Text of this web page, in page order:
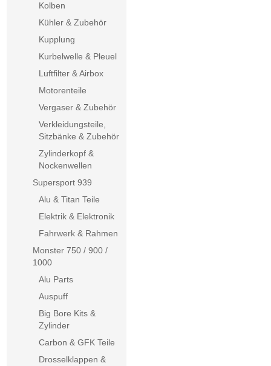
Kolben
Kühler & Zubehör
Kupplung
Kurbelwelle & Pleuel
Luftfilter & Airbox
Motorenteile
Vergaser & Zubehör
Verkleidungsteile,
Sitzbänke & Zubehör
Zylinderkopf &
Nockenwellen
Supersport 939
Alu & Titan Teile
Elektrik & Elektronik
Fahrwerk & Rahmen
Monster 750 / 900 /
1000
Alu Parts
Auspuff
Big Bore Kits &
Zylinder
Carbon & GFK Teile
Drosselklappen &